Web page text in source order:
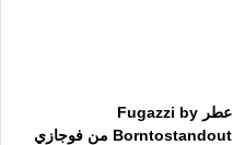
عطر Fugazzi by
Borntostandout من فوجازي